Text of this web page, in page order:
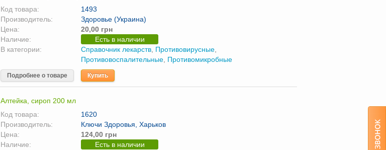
Код товара:
1493
Производитель:
Здоровье (Украина)
Цена:
20,00 грн
Наличие:
Есть в наличии
В категории:
Справочник лекарств Противовирусные
Противовоспалительные Противомикробные
Подробнее о товаре Купить
Алтейка, сироп 200 мл
Код товара:
1620
Производитель:
Ключи Здоровья, Харьков
Цена:
124,00 грн
Наличие:
Есть в наличии